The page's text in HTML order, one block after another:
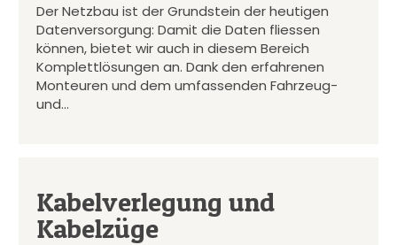
Der Netzbau ist der Grundstein der heutigen
Datenversorgung: Damit die Daten fliessen
können, bietet wir auch in diesem Bereich
Komplettlösungen an. Dank den erfahrenen
Monteuren und dem umfassenden Fahrzeug-
und…
Kabelverlegung und
Kabelzüge